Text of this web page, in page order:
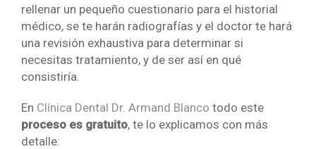
rellenar un pequeño cuestionario para el historial
médico, se te harán radiografías y el doctor te hará
una revisión exhaustiva para determinar si
necesitas tratamiento, y de ser así en qué
consistiría.
En Clínica Dental Dr. Armand Blanco todo este
proceso es gratuito, te lo explicamos con más
detalle: